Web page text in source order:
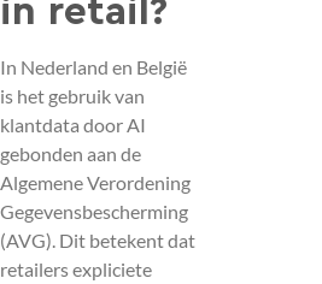
in retail?
In Nederland en België
is het gebruik van
klantdata door AI
gebonden aan de
Algemene Verordening
Gegevensbescherming
(AVG). Dit betekent dat
retailers expliciete